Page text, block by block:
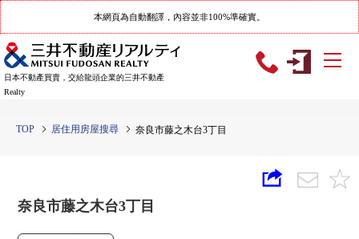
本網頁為自動翻譯，內容並非100%準確實。
日本不動產買賣，交給龍頭企業的三井不動產
Realty
TOP 居住用房屋搜尋 奈良市藤之木台3丁目
奈良市藤之木台3丁目